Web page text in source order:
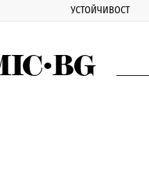
УСТОЙЧИВОСТ